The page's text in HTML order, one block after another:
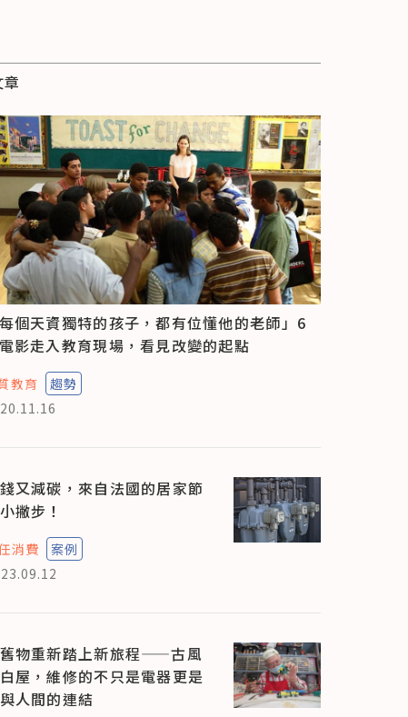
每個天資獨特的孩子，都有位懂他的老師」6
影走入教育現場，看見改變的起點
教育
趨勢
又減碳，來自法國的居家節
撇步！
消費
案例
物重新踏上新旅程——古風
屋，維修的不只是電器更是
人間的連結